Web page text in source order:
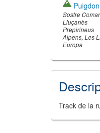
Puigdon
Sostre
Lluçanès
Prepirineus
Alpens Les
Europa
Track de la